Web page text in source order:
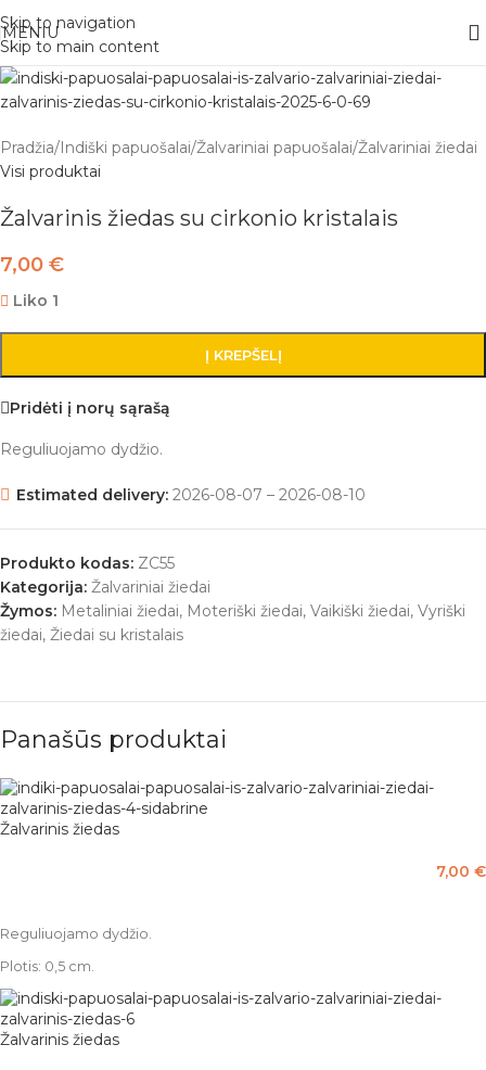
Skip to navigation
Skip to main content
MENIU
Pradžia/Indiški papuošalai/Žalvariniai papuošalai/Žalvariniai žiedai
Visi produktai
Žalvarinis žiedas su cirkonio kristalais
7,00 €
Liko 1
Į KREPŠELĮ
Pridėti į norų sąrašą
Reguliuojamo dydžio.
Estimated delivery: 2026-08-07 – 2026-08-10
Produkto kodas: ZC55
Kategorija: Žalvariniai žiedai
Žymos: Metaliniai žiedai, Moteriški žiedai, Vaikiški žiedai, Vyriški
žiedai, Žiedai su kristalais
Panašūs produktai
Žalvarinis žiedas
7,00 €
Reguliuojamo dydžio.
Plotis: 0,5 cm.
Žalvarinis žiedas